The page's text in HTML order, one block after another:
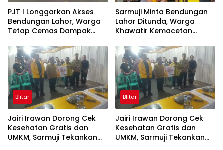
PJT I Longgarkan Akses
Bendungan Lahor, Warga
Tetap Cemas Dampak
Penutupan Total
Sarmuji Minta Bendungan
Lahor Ditunda, Warga
Khawatir Kemacetan
Blitar
Jairi Irawan Dorong Cek
Kesehatan Gratis dan
UMKM, Sarmuji Tekankan
Blitar
Jairi Irawan Dorong Cek
Kesehatan Gratis dan
UMKM, Sarmuji Tekankan